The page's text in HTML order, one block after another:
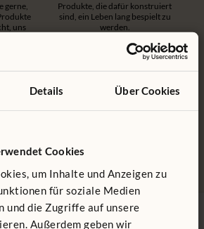
Details Über Cookies
Cookies
um Inhalte und Anzeigen zu
für soziale Medien
und die Zugriffe auf unsere
Außerdem geben wir
gerne,
uns
Produkte, die dafür konstruiert
sind, ein Leben lang bespielt zu
werden.
in Großbritannien.